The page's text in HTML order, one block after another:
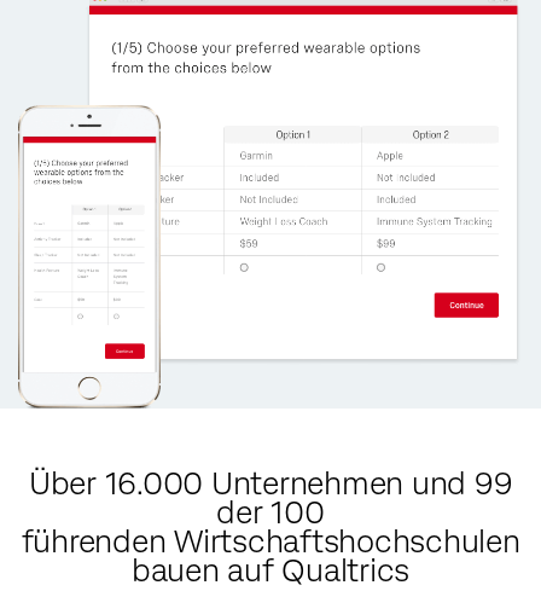
Über 16.000 Unternehmen und 99
der 100
führenden Wirtschaftshochschulen
bauen auf Qualtrics